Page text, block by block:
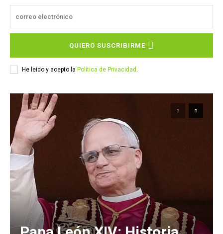
QUIERO SUSCRIBIRME
He leído y acepto la Política de Privacidad